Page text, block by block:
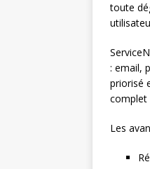
toute
: email,
priorisé
complet
Les